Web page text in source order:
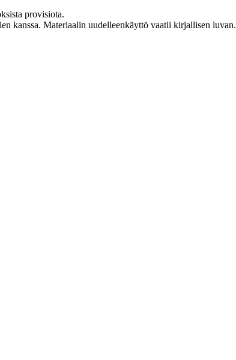
provisiota.
kanssa. Materiaalin uudelleenkäyttö vaatii kirjallisen luvan.